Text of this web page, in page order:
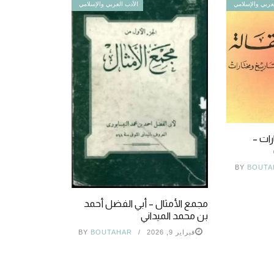
الأدب العربي والإسلامي
مجمع الأمثال – أبي الفضل أحمد
بن محمد الميداني
فبراير 9, 2026 BY BOUTAHAR
والإسلامي
–
BY